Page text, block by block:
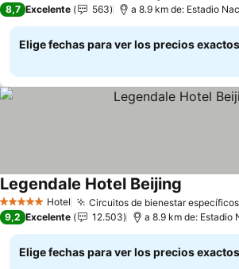
8,7 Excelente 563 a 8.9 km de: Estadio
Elige fechas para ver los precios exactos
5 Estrellas Hotel Circuitos de bienestar
Legendale Hotel Beijing
9,2 Excelente 12.503 a 8.9 km de: Estadio
Elige fechas para ver los precios exactos